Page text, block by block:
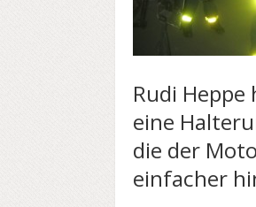
Rudi
eine
die der
einfacher